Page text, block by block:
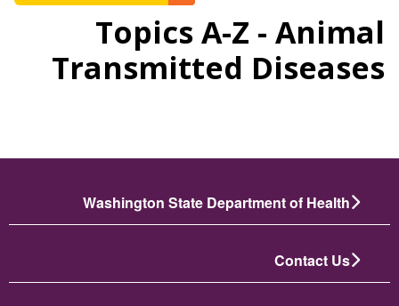
Topics A-Z - Animal
Transmitted Diseases
Washington State Department of Health
Contact Us